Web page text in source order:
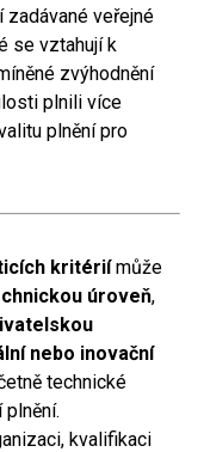
zadávané veřejné
se vztahují k
zvýhodnění
plnili více
plnění pro
kritériímůže
úroveň,
nebo inovační
technické
kvalifikaci